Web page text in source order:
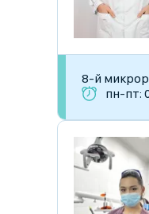
8-й
пн-пт: